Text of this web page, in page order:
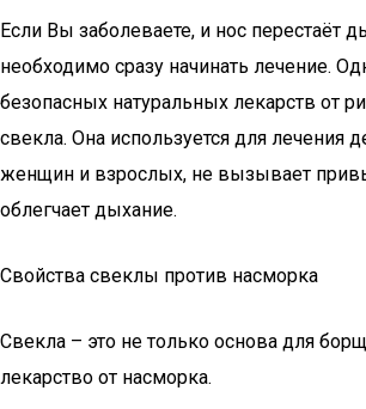
Если Вы заболеваете, и нос перестаёт
необходимо сразу начинать лечение.
безопасных натуральных лекарств от
свекла. Она используется для лечения
женщин и взрослых, не вызывает
облегчает дыхание.
Свойства свеклы против насморка
Свекла – это не только основа для
лекарство от насморка.